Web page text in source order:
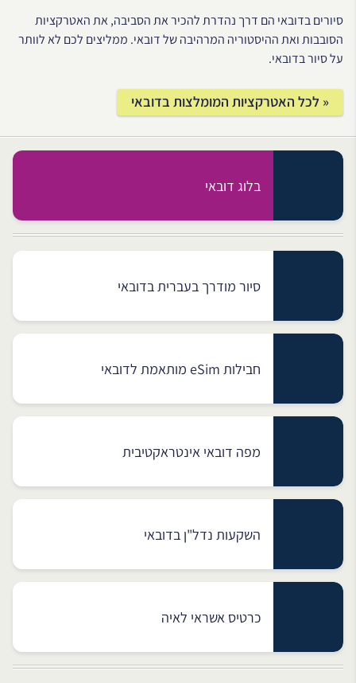
סיורים בדובאי הם דרך נהדרת להכיר את הסביבה, את האטרקציות
הסובבות ואת ההיסטוריה המרהיבה של דובאי. ממליצים לכם לא לוותר
על סיור בדובאי.
« לכל האטרקציות המומלצות בדובאי
בלוג דובאי
סיור מודרך בעברית בדובאי
חבילות eSim מותאמת לדובאי
מפה דובאי אינטראקטיבית
השקעות נדל"ן בדובאי
כרטיס אשראי לאיה